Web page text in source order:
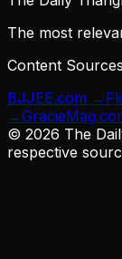
The most
Content Sources
BJJEE.com →
→
© 2026 The
respective